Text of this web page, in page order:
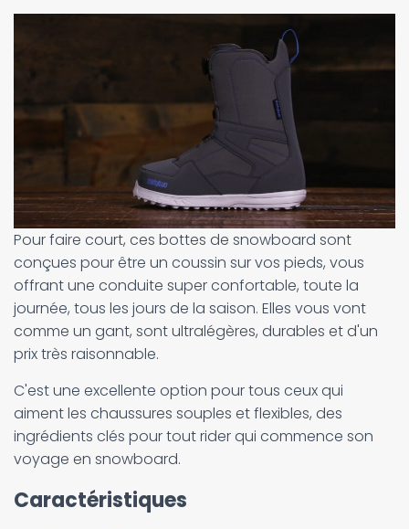
Pour faire court, ces bottes de snowboard sont
conçues pour être un coussin sur vos pieds, vous
offrant une conduite super confortable, toute la
journée, tous les jours de la saison. Elles vous vont
comme un gant, sont ultralégères, durables et d'un
prix très raisonnable.
C'est une excellente option pour tous ceux qui
aiment les chaussures souples et flexibles, des
ingrédients clés pour tout rider qui commence son
voyage en snowboard.
Caractéristiques